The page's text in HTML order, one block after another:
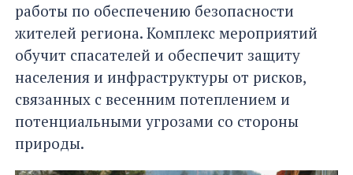
работы по обеспечению безопасности
жителей региона. Комплекс мероприятий
обучит спасателей и обеспечит защиту
населения и инфраструктуры от рисков,
связанных с весенним потеплением и
потенциальными угрозами со стороны
природы.